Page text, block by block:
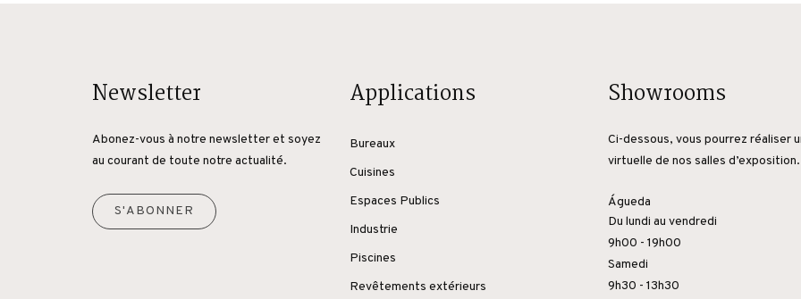
Newsletter
Abonez-vous à notre newsletter et soyez
au courant de toute notre actualité.
S'ABONNER
Applications
Bureaux
Cuisines
Espaces Publics
Industrie
Piscines
Revêtements extérieurs
Showrooms
Ci-dessous, vous pourrez réaliser
virtuelle de nos salles d’exposition.
Águeda
Du lundi au vendredi
9h00 - 19h00
Samedi
9h30 - 13h30